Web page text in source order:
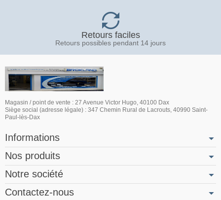
Retours faciles
Retours possibles pendant 14 jours
Magasin / point de vente : 27 Avenue Victor Hugo, 40100 Dax
Siège social (adresse légale) : 347 Chemin Rural de Lacrouts, 40990 Saint-
Paul-lès-Dax
Informations
Nos produits
Notre société
Contactez-nous